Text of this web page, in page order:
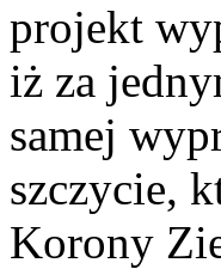
projekt
iż za
samej
szczycie,
Korony